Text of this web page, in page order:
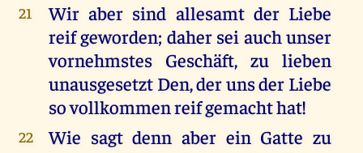
21
Wir aber sind allesamt der Liebe
reif geworden; daher sei auch unser
vornehmstes Geschäft, zu lieben
unausgesetzt Den, der uns der Liebe
so vollkommen reif gemacht hat!
22
Wie sagt denn aber ein Gatte zu